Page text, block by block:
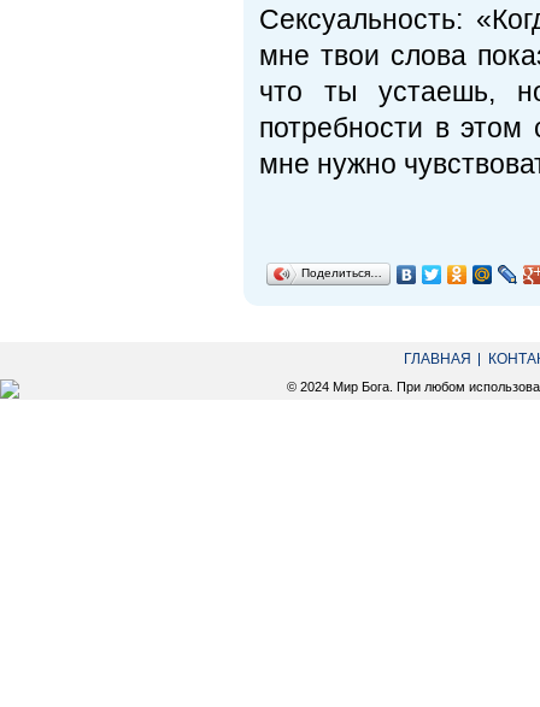
Сексуальность:
мне твои слова
что ты устаешь,
потребности в этом
мне нужно
Поделиться…
ГЛАВНАЯ
© 2024 Мир Бога. При любом